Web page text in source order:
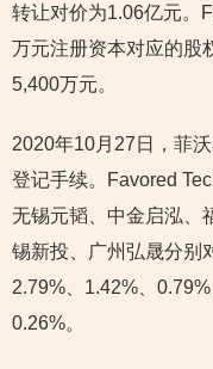
转让对价为1.06亿元。
万元注册资本对应的股
5,400万元。
2020年10月27日，菲
登记手续。Favored
无锡元韬、中金启泓、
锡新投、广州弘晟分别
2.79%、1.42%、
0.26%。